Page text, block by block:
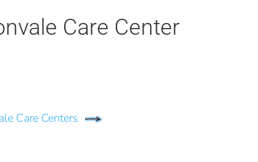
Care Center
Care Centers